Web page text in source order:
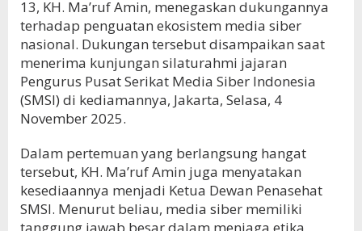
13, KH. Ma’ruf Amin, menegaskan dukungannya
terhadap penguatan ekosistem media siber
nasional. Dukungan tersebut disampaikan saat
menerima kunjungan silaturahmi jajaran
Pengurus Pusat Serikat Media Siber Indonesia
(SMSI) di kediamannya, Jakarta, Selasa, 4
November 2025.
Dalam pertemuan yang berlangsung hangat
tersebut, KH. Ma’ruf Amin juga menyatakan
kesediaannya menjadi Ketua Dewan Penasehat
SMSI. Menurut beliau, media siber memiliki